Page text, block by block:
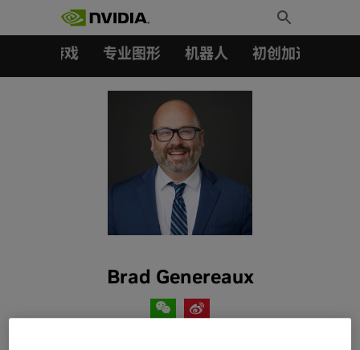
Toggle
Search
游戏 专业图形 机器人 初创加速会员成
Brad Genereaux